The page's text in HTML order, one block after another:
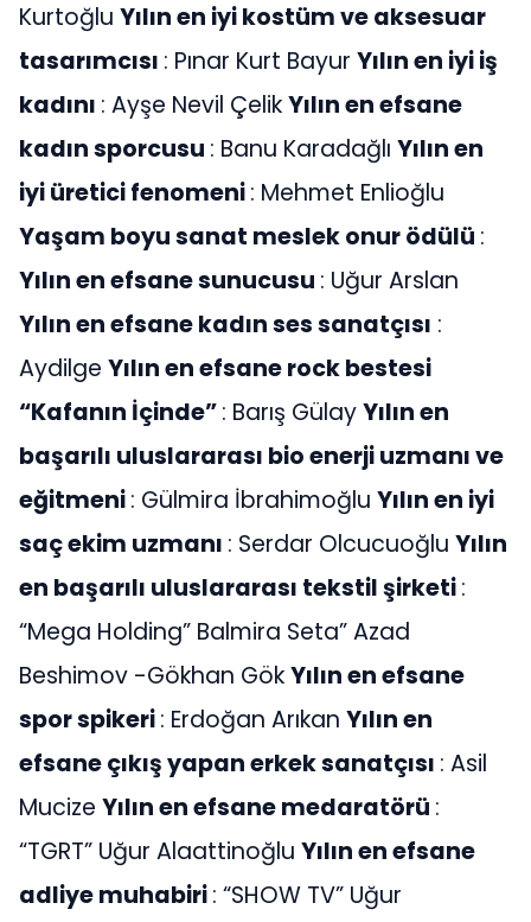
Kurtoğlu Yılın en iyi kostüm ve aksesuar
tasarımcısı : Pınar Kurt Bayur Yılın en iyi iş
kadını : Ayşe Nevil ÇelikYılın en efsane
kadın sporcusu : Banu Karadağlı Yılın en
iyi üretici fenomeni: Mehmet Enlioğlu
Yaşam boyu sanat meslek onur ödülü :
Yılın en efsane sunucusu : Uğur Arslan
Yılın en efsane kadın ses sanatçısı :
Aydilge Yılın en efsane rock bestesi
“Kafanın İçinde”: Barış GülayYılın en
başarılı uluslararası bio enerji uzmanı ve
eğitmeni: Gülmira İbrahimoğlu Yılın en iyi
saç ekim uzmanı : Serdar Olcucuoğlu Yılın
en başarılı uluslararası tekstil şirketi:
“Mega Holding” Balmira Seta” Azad
Beshimov -Gökhan GökYılın en efsane
spor spikeri: Erdoğan Arıkan Yılın en
efsane çıkış yapan erkek sanatçısı : Asil
Mucize Yılın en efsane medaratörü :
“TGRT” Uğur Alaattinoğlu Yılın en efsane
adliye muhabiri: “SHOW TV” Uğur